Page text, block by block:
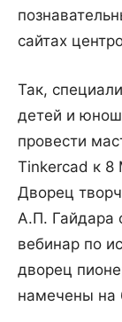
сайтах
Так,
детей и
провести
Tinkercad к 8
Дворец
А.П. Гайдара
вебинар по
дворец
намечены на